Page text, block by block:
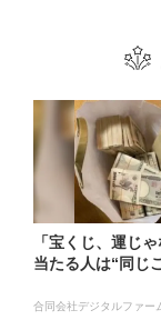
「宝くじ、運じゃ
当たる人は“同じ
合同会社デジタルファー